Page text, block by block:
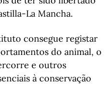
La Mancha.
consegue registar
do animal, o
e outros
à conservação